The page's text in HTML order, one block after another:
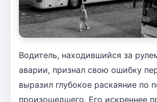
Водитель, находившийся за
аварии, признал свою ошибку
выразил глубокое раскаяние по
произошедшего. Его искреннее